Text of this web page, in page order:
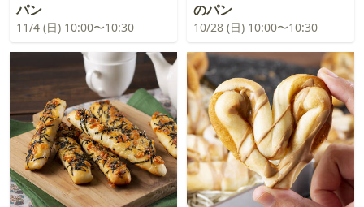
パン
11/4 (日) 10:00〜10:30
のパン
10/28 (日) 10:00〜10:30